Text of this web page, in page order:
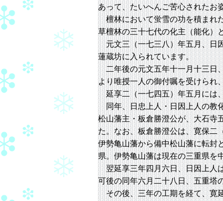
あって、たいへんご苦心されたお
檀林において蛍雪の功を積まれ
草檀林の三十七代の化主（能化）
元文三（一七三八）年五月、日
蓮蔵坊に入られています。
二年後の元文五年十一月十三日
より唯授一人の御付嘱を受けられ
延享二（一七四五）年五月には
同年、日忠上人・日因上人の教
松山藩主・板倉勝澄公が、大石寺
た。なお、板倉勝澄公は、寛保二
伊勢亀山藩から備中松山藩に転封
県。伊勢亀山藩は現在の三重県を
翌延享三年四月六日、日因上人
可後の同年六月二十八日、五重塔
その後、三年の工期を経て、寛